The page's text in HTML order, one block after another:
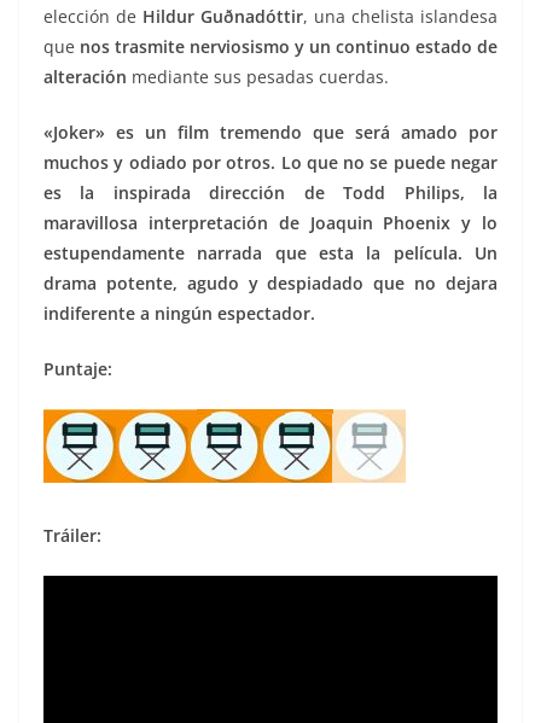
elección de Hildur Guðnadóttir, una chelista islandesa
que nos trasmite nerviosismo y un continuo estado de
alteración mediante sus pesadas cuerdas.
«Joker» es un film tremendo que será amado por
muchos y odiado por otros. Lo que no se puede negar
es la inspirada dirección de Todd Philips, la
maravillosa interpretación de Joaquin Phoenix y lo
estupendamente narrada que esta la película. Un
drama potente, agudo y despiadado que no dejara
indiferente a ningún espectador.
Puntaje:
Tráiler: